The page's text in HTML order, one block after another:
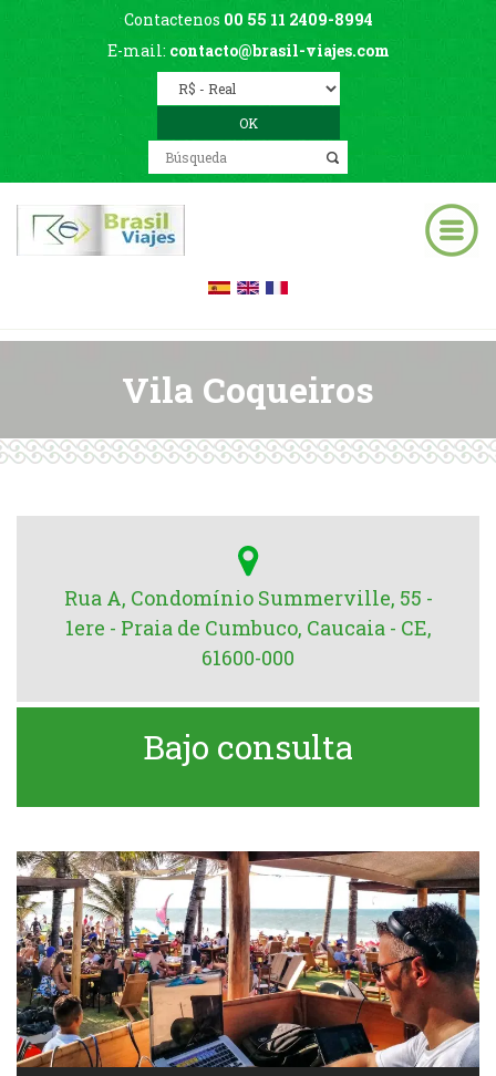
Contactenos 00 55 11 2409-8994
E-mail: contacto@brasil-viajes.com
Vila Coqueiros
Rua A, Condomínio Summerville, 55 -
1ere - Praia de Cumbuco, Caucaia - CE,
61600-000
Bajo consulta